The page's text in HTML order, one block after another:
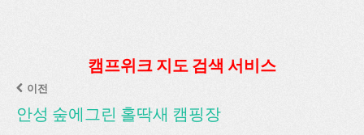
캠프위크 지도 검색 서비스
이전
안성 숲에그린 홀딱새 캠핑장